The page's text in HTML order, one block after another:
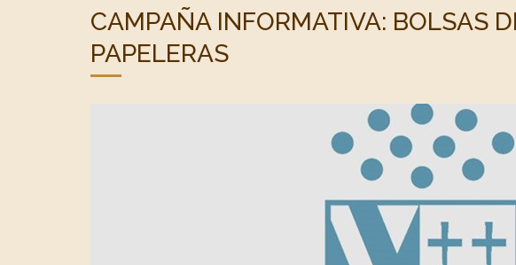
CAMPAÑA INFORMATIVA: BOLSAS
PAPELERAS